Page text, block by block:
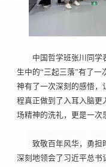
中国哲学班张川同学
生中的“三起三落”有了一
神有了一次深刻的感悟，
程真正做到了入耳入脑更
场精神的洗礼，更是一次
致敬百年风华，勇担
深刻地领会了习近平总书